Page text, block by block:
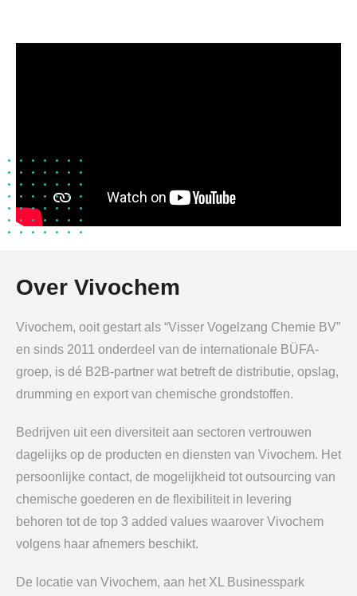
Over Vivochem
Vivochem, ooit gestart als “Visser Vogelzang Chemie BV”
en sinds 2011 onderdeel van de internationale BÜFA-
groep, is dé B2B-partner wat betreft de distributie, opslag,
drumming en export van chemische grondstoffen.
Bedrijven uit een diversiteit aan sectoren vertrouwen
dagelijks op de producten en diensten van Vivochem. Het
persoonlijke contact, de mogelijkheid tot outsourcing van
chemische goederen en de flexibiliteit in levering
behoren tot de top 3 added values waarover Vivochem
volgens haar afnemers beschikt.
De locatie van Vivochem, aan het XL Businesspark